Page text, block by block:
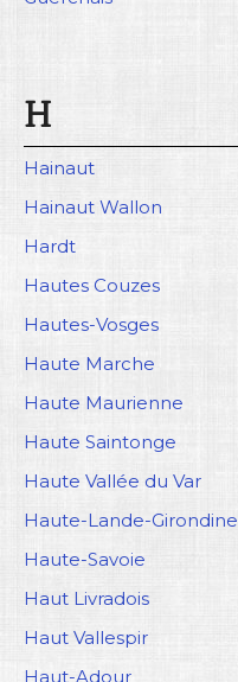
H
Hainaut
Hainaut Wallon
Hardt
Hautes Couzes
Hautes-Vosges
Haute Marche
Haute Maurienne
Haute Saintonge
Haute Vallée du Var
Haute-Lande-Girondine
Haute-Savoie
Haut Livradois
Haut Vallespir
Haut-Adour